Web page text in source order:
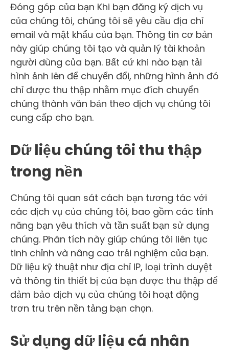
Đóng góp của bạn Khi bạn đăng ký dịch vụ
của chúng tôi, chúng tôi sẽ yêu cầu địa chỉ
email và mật khẩu của bạn. Thông tin cơ bản
này giúp chúng tôi tạo và quản lý tài khoản
người dùng của bạn. Bất cứ khi nào bạn tải
hình ảnh lên để chuyển đổi, những hình ảnh đó
chỉ được thu thập nhằm mục đích chuyển
chúng thành văn bản theo dịch vụ chúng tôi
cung cấp cho bạn.
Dữ liệu chúng tôi thu thập
trong nền
Chúng tôi quan sát cách bạn tương tác với
các dịch vụ của chúng tôi, bao gồm các tính
năng bạn yêu thích và tần suất bạn sử dụng
chúng. Phân tích này giúp chúng tôi liên tục
tinh chỉnh và nâng cao trải nghiệm của bạn.
Dữ liệu kỹ thuật như địa chỉ IP, loại trình duyệt
và thông tin thiết bị của bạn được thu thập để
đảm bảo dịch vụ của chúng tôi hoạt động
trơn tru trên nền tảng bạn chọn.
Sử dụng dữ liệu cá nhân